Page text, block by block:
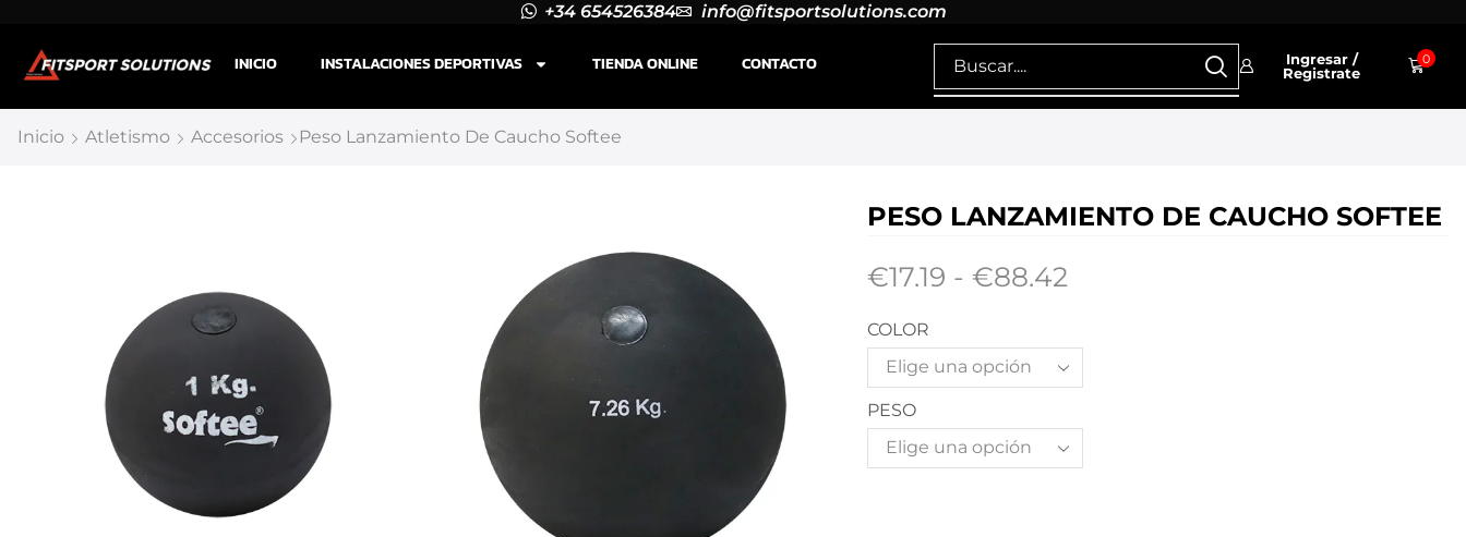
+34 654526384 info@fitsportsolutions.com
INICIO INSTALACIONES DEPORTIVAS TIENDA ONLINE CONTACTO
Ingresar /
Registrate
0
Inicio Atletismo Accesorios Peso Lanzamiento De Caucho Softee
PESO LANZAMIENTO DE CAUCHO SOFTEE
€17.19 - €88.42
COLOR
PESO